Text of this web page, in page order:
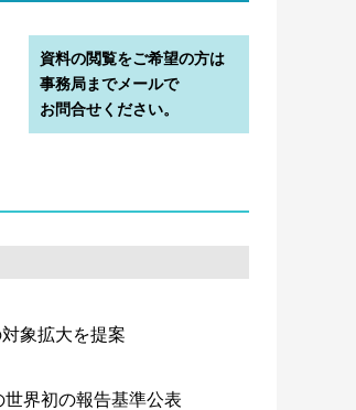
資料の閲覧をご希望の方は
事務局までメールで
お問合せください。
象拡大を提案
界初の報告基準公表